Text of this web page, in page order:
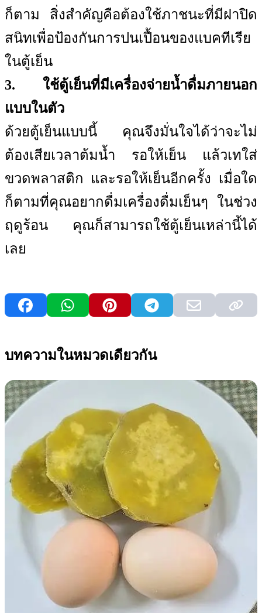
ก็ตาม สิ่งสำคัญคือต้องใช้ภาชนะที่มีฝาปิด
สนิทเพื่อป้องกันการปนเปื้อนของแบคทีเรีย
ในตู้เย็น
3. ใช้ตู้เย็นที่มีเครื่องจ่ายน้ำดื่มภายนอก
แบบในตัว
ด้วยตู้เย็นแบบนี้ คุณจึงมั่นใจได้ว่าจะไม่
ต้องเสียเวลาต้มน้ำ รอให้เย็น แล้วเทใส่
ขวดพลาสติก และรอให้เย็นอีกครั้ง เมื่อใด
ก็ตามที่คุณอยากดื่มเครื่องดื่มเย็นๆ ในช่วง
ฤดูร้อน คุณก็สามารถใช้ตู้เย็นเหล่านี้ได้
เลย
บทความในหมวดเดียวกัน